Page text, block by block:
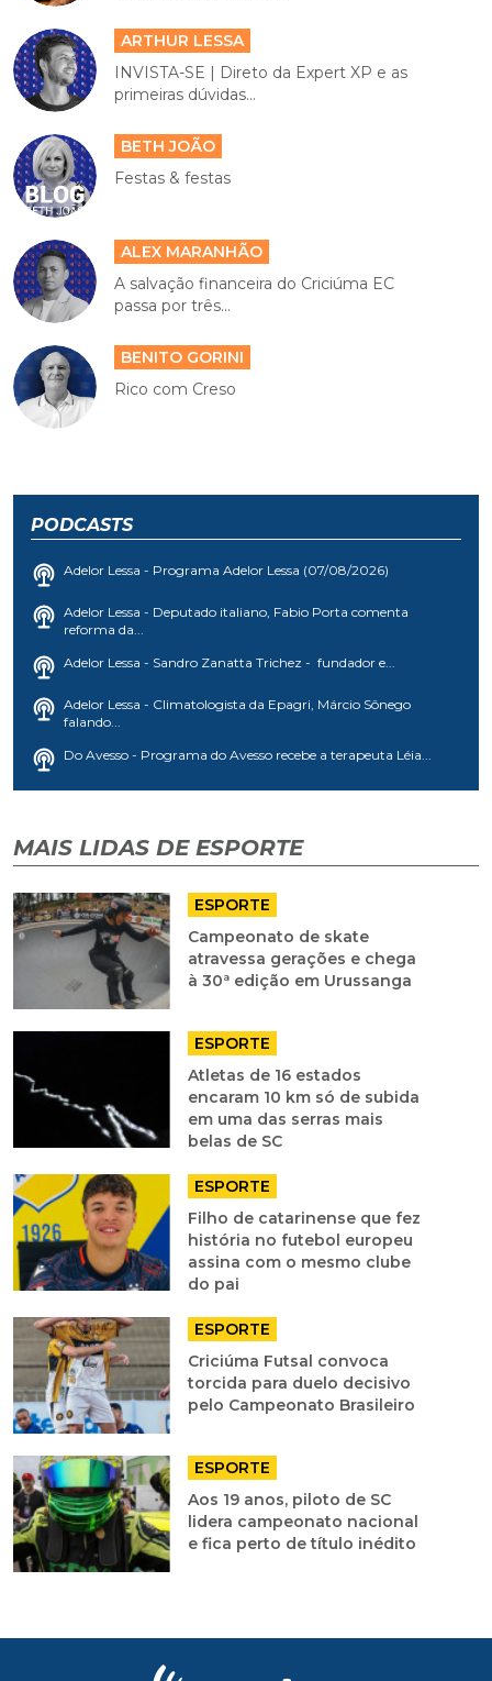
ARTHUR LESSA
INVISTA-SE | Direto da Expert XP e as
primeiras dúvidas...
BETH JOÃO
Festas & festas
ALEX MARANHÃO
A salvação financeira do Criciúma EC
passa por três...
BENITO GORINI
Rico com Creso
PODCASTS
Adelor Lessa - Programa Adelor Lessa (07/08/2026)
Adelor Lessa - Deputado italiano, Fabio Porta comenta
reforma da...
Adelor Lessa - Sandro Zanatta Trichez - fundador e...
Adelor Lessa - Climatologista da Epagri, Márcio Sônego
falando...
Do Avesso - Programa do Avesso recebe a terapeuta Léia...
MAIS LIDAS DE ESPORTE
ESPORTE
Campeonato de skate
atravessa gerações e chega
à 30ª edição em Urussanga
ESPORTE
Atletas de 16 estados
encaram 10 km só de subida
em uma das serras mais
belas de SC
ESPORTE
Filho de catarinense que fez
história no futebol europeu
assina com o mesmo clube
do pai
ESPORTE
Criciúma Futsal convoca
torcida para duelo decisivo
pelo Campeonato Brasileiro
ESPORTE
Aos 19 anos, piloto de SC
lidera campeonato nacional
e fica perto de título inédito